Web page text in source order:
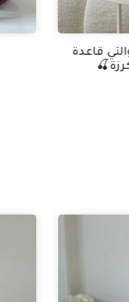
قاعدة